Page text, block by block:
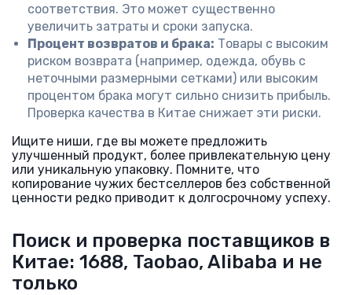
соответствия. Это может существенно
увеличить затраты и сроки запуска.
Процент возвратов и брака: Товары с высоким
риском возврата (например, одежда, обувь с
неточными размерными сетками) или высоким
процентом брака могут сильно снизить прибыль.
Проверка качества в Китае снижает эти риски.
Ищите ниши, где вы можете предложить
улучшенный продукт, более привлекательную цену
или уникальную упаковку. Помните, что
копирование чужих бестселлеров без собственной
ценности редко приводит к долгосрочному успеху.
Поиск и проверка поставщиков в
Китае: 1688, Taobao, Alibaba и не
только